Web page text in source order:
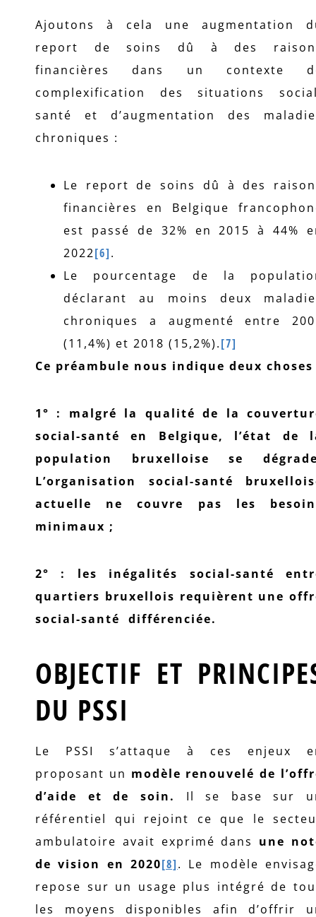
Ajoutons à cela une augmentation
report de soins dû à des
financières dans un contexte
complexification des situations
santé et d’augmentation des
chroniques :
Le report de soins dû à des
financières en Belgique
est passé de 32% en 2015 à 44%
2022[6].
Le pourcentage de la
déclarant au moins deux
chroniques a augmenté entre
(11,4%) et 2018 (15,2%).[7]
Ce préambule nous indique deux
1° : malgré la qualité de la
social-santé en Belgique, l’état de
population bruxelloise se
L’organisation social-santé
actuelle ne couvre pas les
minimaux ;
2° : les inégalités social-santé
quartiers bruxellois requièrent une
social-santé différenciée.
OBJECTIF ET
DU PSSI
Le PSSI s’attaque à ces enjeux
proposant un modèle renouvelé de
d’aide et de soin.
Il se base sur
référentiel qui rejoint ce que le
ambulatoire avait exprimé dans une
de vision en 2020[8]. Le modèle
repose sur un usage plus intégré de
les moyens disponibles afin d’offrir